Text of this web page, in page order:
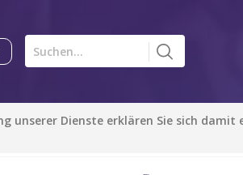
Indies
unserer Dienste erklären Sie sich damit